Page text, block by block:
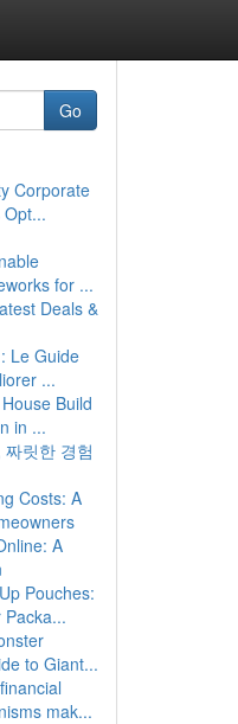
Go
Corporate
for ...
Deals &
Le Guide
...
Build
in ...
릿한 경험
Costs: A
A
Pouches:
Packa...
to Giant...
mak...